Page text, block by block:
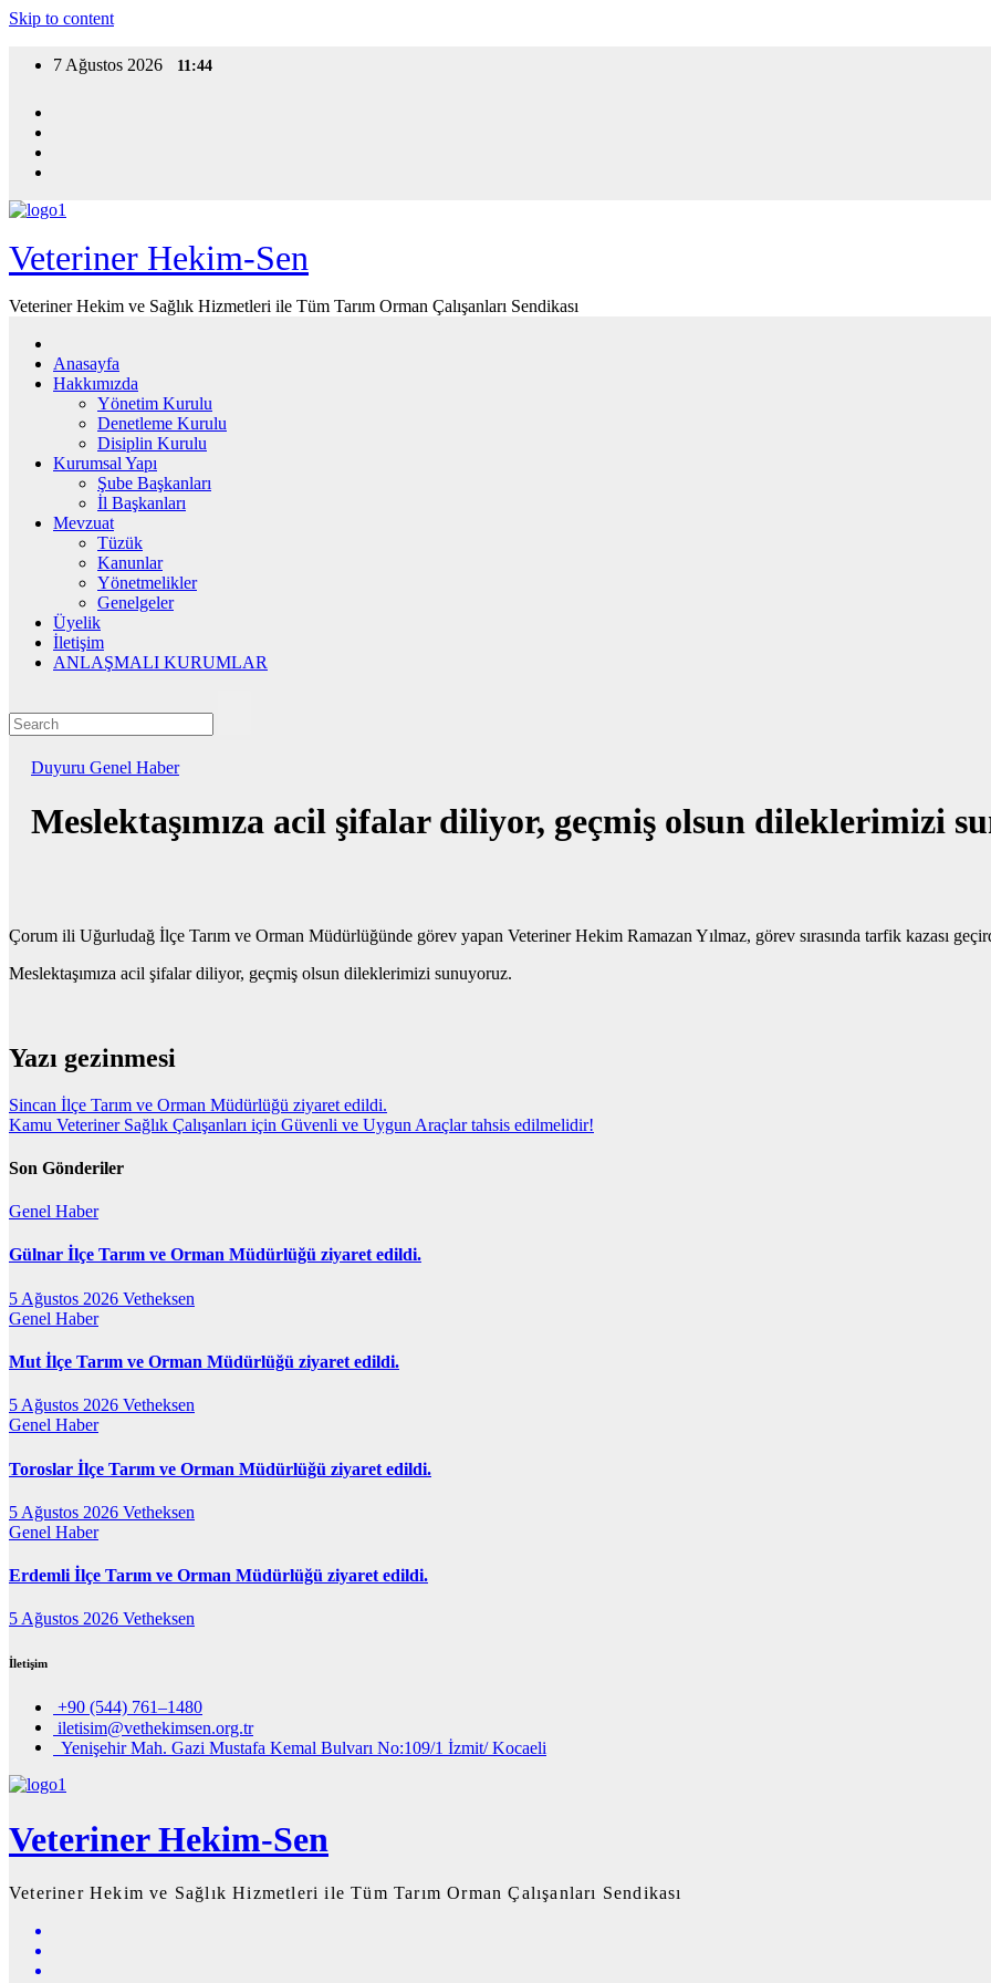
Skip to content
7 Ağustos 2026 11:44
Veteriner Hekim-Sen
Veteriner Hekim ve Sağlık Hizmetleri ile Tüm Tarım Orman Çalışanları Sendikası
Anasayfa
Hakkımızda
Yönetim Kurulu
Denetleme Kurulu
Disiplin Kurulu
Kurumsal Yapı
Şube Başkanları
İl Başkanları
Mevzuat
Tüzük
Kanunlar
Yönetmelikler
Genelgeler
Üyelik
İletişim
ANLAŞMALI KURUMLAR
Duyuru Genel Haber
Meslektaşımıza acil şifalar diliyor, geçmiş olsun dileklerimizi
Çorum ili Uğurludağ İlçe Tarım ve Orman Müdürlüğünde görev yapan Veteriner Hekim Ramazan Yılmaz, görev sırasında tarfik kazası
Meslektaşımıza acil şifalar diliyor, geçmiş olsun dileklerimizi sunuyoruz.
Yazı gezinmesi
Sincan İlçe Tarım ve Orman Müdürlüğü ziyaret edildi.
Kamu Veteriner Sağlık Çalışanları için Güvenli ve Uygun Araçlar tahsis edilmelidir!
Son Gönderiler
Genel Haber
Gülnar İlçe Tarım ve Orman Müdürlüğü ziyaret edildi.
5 Ağustos 2026 Vetheksen
Genel Haber
Mut İlçe Tarım ve Orman Müdürlüğü ziyaret edildi.
5 Ağustos 2026 Vetheksen
Genel Haber
Toroslar İlçe Tarım ve Orman Müdürlüğü ziyaret edildi.
5 Ağustos 2026 Vetheksen
Genel Haber
Erdemli İlçe Tarım ve Orman Müdürlüğü ziyaret edildi.
5 Ağustos 2026 Vetheksen
İletişim
+90 (544) 761–1480
iletisim@vethekimsen.org.tr
Yenişehir Mah. Gazi Mustafa Kemal Bulvarı No:109/1 İzmit/ Kocaeli
Veteriner Hekim-Sen
Veteriner Hekim ve Sağlık Hizmetleri ile Tüm Tarım Orman Çalışanları Sendikası